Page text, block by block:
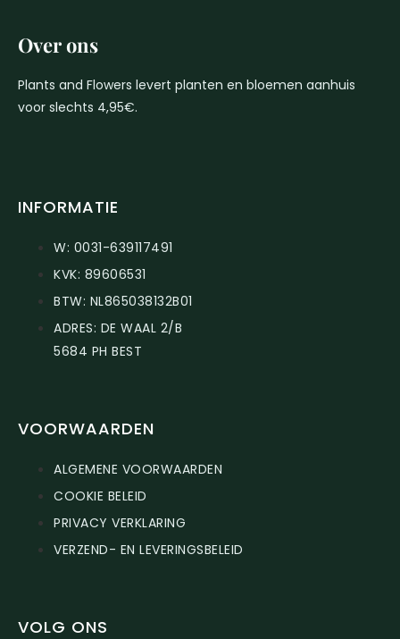
Over ons
Plants and Flowers levert planten en bloemen aanhuis
voor slechts 4,95€.
INFORMATIE
W: 0031-639117491
KVK: 89606531
BTW: NL865038132B01
ADRES: DE WAAL 2/B
5684 PH BEST
VOORWAARDEN
ALGEMENE VOORWAARDEN
COOKIE BELEID
PRIVACY VERKLARING
VERZEND- EN LEVERINGSBELEID
VOLG ONS